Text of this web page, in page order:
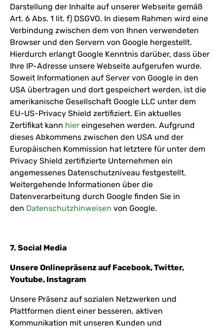
Darstellung der Inhalte auf unserer Webseite gemäß
Art. 6 Abs. 1 lit. f) DSGVO. In diesem Rahmen wird eine
Verbindung zwischen dem von Ihnen verwendeten
Browser und den Servern von Google hergestellt.
Hierdurch erlangt Google Kenntnis darüber, dass über
Ihre IP-Adresse unsere Webseite aufgerufen wurde.
Soweit Informationen auf Server von Google in den
USA übertragen und dort gespeichert werden, ist die
amerikanische Gesellschaft Google LLC unter dem
EU-US-Privacy Shield zertifiziert. Ein aktuelles
Zertifikat kann hier eingesehen werden. Aufgrund
dieses Abkommens zwischen den USA und der
Europäischen Kommission hat letztere für unter dem
Privacy Shield zertifizierte Unternehmen ein
angemessenes Datenschutzniveau festgestellt.
Weitergehende Informationen über die
Datenverarbeitung durch Google finden Sie in
den Datenschutzhinweisen von Google.
7. Social Media
Unsere Onlinepräsenz auf Facebook, Twitter,
Youtube, Instagram
Unsere Präsenz auf sozialen Netzwerken und
Plattformen dient einer besseren, aktiven
Kommunikation mit unseren Kunden und